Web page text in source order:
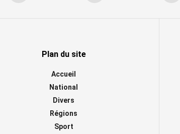
Plan du site
Accueil
National
Divers
Régions
Sport